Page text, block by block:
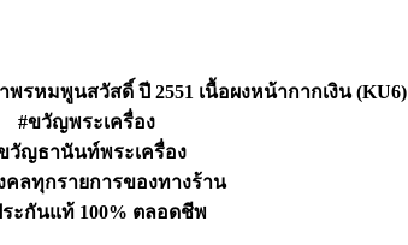
รหมพูนสวัสดิ์ ปี 2551 เนื้อผงหน้ากากเงิน (KU6)
#ขวัญพระเครื่อง
วัญธานันท์พระเครื่อง
คลทุกรายการของทางร้าน
ะกันแท้ 100% ตลอดชีพ